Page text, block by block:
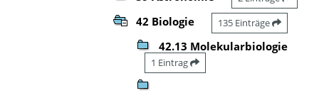
42 Biologie 135 Einträge
42.13 Molekularbiologie
1 Eintrag